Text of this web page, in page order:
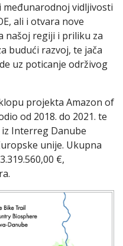
vidljivosti
ali i otvara nove
našoj regiji i priliku za
budući razvoj, te jača
uz poticanje održivog
projekta Amazon of
od 2018. do 2021. te
Interreg Danube
unije. Ukupna
€,